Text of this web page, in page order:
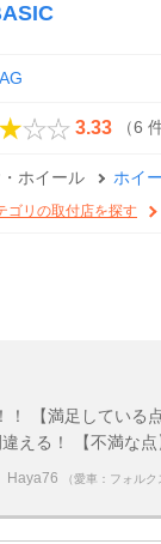
3.33 （6
ホイール ホイ
ゴリの取付店を探す
！ 【満足している
える！ 【不満な
Haya76 （愛車：フォル